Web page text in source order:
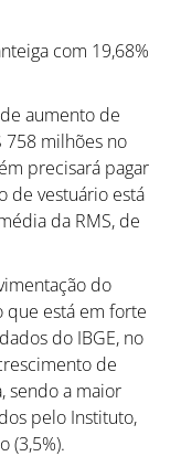
com 19,68%
aumento de
758 milhões no
precisará pagar
de vestuário está
da RMS, de
do
que está em forte
do IBGE, no
de
sendo a maior
pelo Instituto,
(3,5%).